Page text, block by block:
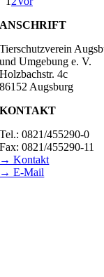
ANSCHRIFT
Tierschutzverein
und Umgebung e. V.
Holzbachstr. 4c
86152 Augsburg
KONTAKT
Tel.: 0821/455290-0
Fax: 0821/455290-11
→ Kontakt
→ E-Mail